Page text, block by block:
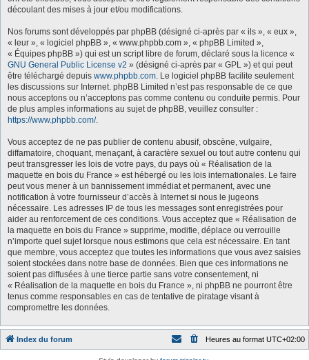
découlant des mises à jour et/ou modifications.
Nos forums sont développés par phpBB (désigné ci-après par « ils », « eux »,
« leur », « logiciel phpBB », « www.phpbb.com », « phpBB Limited »,
« Équipes phpBB ») qui est un script libre de forum, déclaré sous la licence «
GNU General Public License v2 » (désigné ci-après par « GPL ») et qui peut
être téléchargé depuis www.phpbb.com. Le logiciel phpBB facilite seulement
les discussions sur Internet. phpBB Limited n’est pas responsable de ce que
nous acceptons ou n’acceptons pas comme contenu ou conduite permis. Pour
de plus amples informations au sujet de phpBB, veuillez consulter :
https://www.phpbb.com/.
Vous acceptez de ne pas publier de contenu abusif, obscène, vulgaire,
diffamatoire, choquant, menaçant, à caractère sexuel ou tout autre contenu qui
peut transgresser les lois de votre pays, du pays où « Réalisation de la
maquette en bois du France » est hébergé ou les lois internationales. Le faire
peut vous mener à un bannissement immédiat et permanent, avec une
notification à votre fournisseur d’accès à Internet si nous le jugeons
nécessaire. Les adresses IP de tous les messages sont enregistrées pour
aider au renforcement de ces conditions. Vous acceptez que « Réalisation de
la maquette en bois du France » supprime, modifie, déplace ou verrouille
n’importe quel sujet lorsque nous estimons que cela est nécessaire. En tant
que membre, vous acceptez que toutes les informations que vous avez saisies
soient stockées dans notre base de données. Bien que ces informations ne
soient pas diffusées à une tierce partie sans votre consentement, ni
« Réalisation de la maquette en bois du France », ni phpBB ne pourront être
tenus comme responsables en cas de tentative de piratage visant à
compromettre les données.
Index du forum Heures au format UTC+02:00